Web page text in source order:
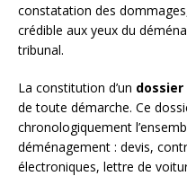
constatation des
crédible aux yeux du
tribunal.
La constitution d’un dossier
de toute démarche. Ce
chronologiquement
déménagement : devis,
électroniques, lettre de